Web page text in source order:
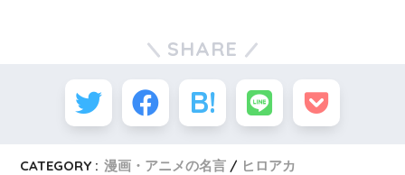
SHARE
CATEGORY : 漫画・アニメの名言 ヒロアカ